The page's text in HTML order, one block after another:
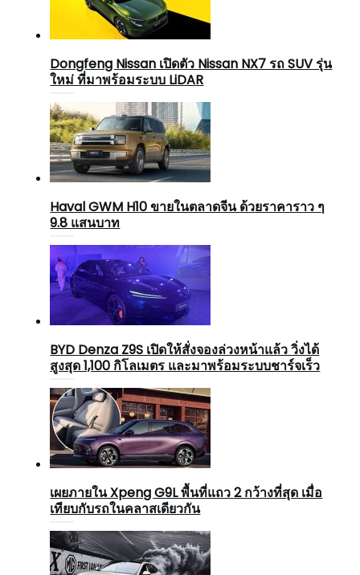
Dongfeng Nissan เปิดตัว Nissan NX7 รถ SUV รุ่น
ใหม่ ที่มาพร้อมระบบ LiDAR
Haval GWM H10 ขายในตลาดจีน ด้วยราคาราว ๆ
9.8 แสนบาท
BYD Denza Z9S เปิดให้สั่งจองล่วงหน้าแล้ว วิ่งได้
สูงสุด 1,100 กิโลเมตร และมาพร้อมระบบชาร์จเร็ว
เผยภายใน Xpeng G9L พื้นที่แถว 2 กว้างที่สุด เมื่อ
เทียบกับรถในคลาสเดียวกัน